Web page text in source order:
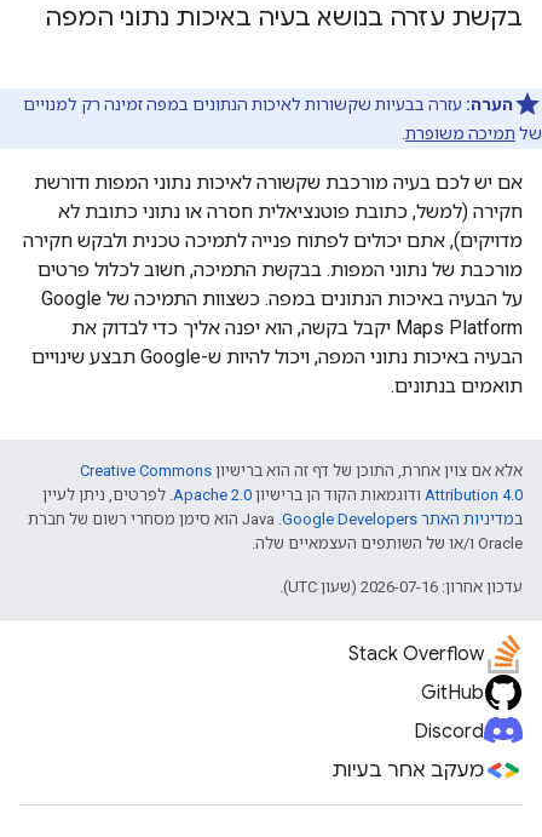
בקשת עזרה בנושא בעיה באיכות נתוני המפה
הערה: עזרה בבעיות שקשורות לאיכות הנתונים במפה זמינה רק למנויים
של תמיכה משופרת
אם יש לכם בעיה מורכבת שקשורה לאיכות נתוני המפות ודורשת
חקירה (למשל, כתובת פוטנציאלית חסרה או נתוני כתובת לא
מדויקים), אתם יכולים לפתוח פנייה לתמיכה טכנית ולבקש חקירה
מורכבת של נתוני המפות. בבקשת התמיכה, חשוב לכלול פרטים
על הבעיה באיכות הנתונים במפה. כשצוות התמיכה של Google
Maps Platform יקבל בקשה, הוא יפנה אליך כדי לבדוק את
הבעיה באיכות נתוני המפה, ויכול להיות ש-Google תבצע שינויים
תואמים בנתונים.
אלא אם צוין אחרת, התוכן של דף זה הוא ברישיון Creative Commons
Attribution 4.0 ודוגמאות הקוד הן ברישיון Apache 2.0 . לפרטים, ניתן לעיין
במדיניות האתר Google Developers‏
.‏ Java הוא סימן מסחרי רשום של חברת
Oracle ו/או של השותפים העצמאיים שלה.
עדכון אחרון: 2026-07-16 (שעון UTC).
Stack Overflow
GitHub
Discord
מעקב אחר בעיות